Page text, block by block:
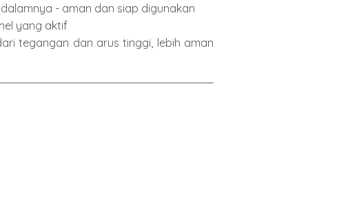
- aman dan siap digunakan
yang aktif
tegangan dan arus tinggi, lebih aman